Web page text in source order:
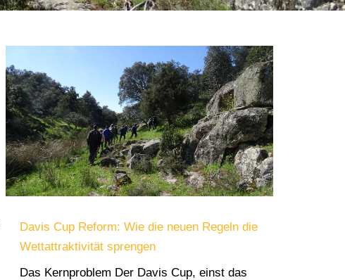
Davis Cup Reform: Wie die neuen Regeln die
Wettattraktivität sprengen
Das Kernproblem Der Davis Cup, einst das